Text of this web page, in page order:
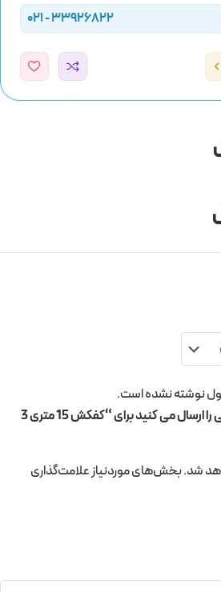
33926822 - 021
نوشته نشده است.
اولین نفری باشید که دیدگاهی را ارسال می کنید برای “کفکش 15 متری 3
شد.بخش‌های موردنیاز علامت‌گذاری